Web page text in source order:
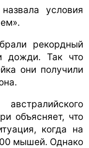
условия
рекордный
дожди. Так что
они получили
объясняет, что
когда на
мышей. Однако